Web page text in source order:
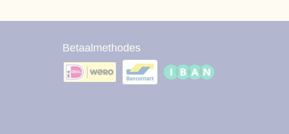
Betaalmethodes